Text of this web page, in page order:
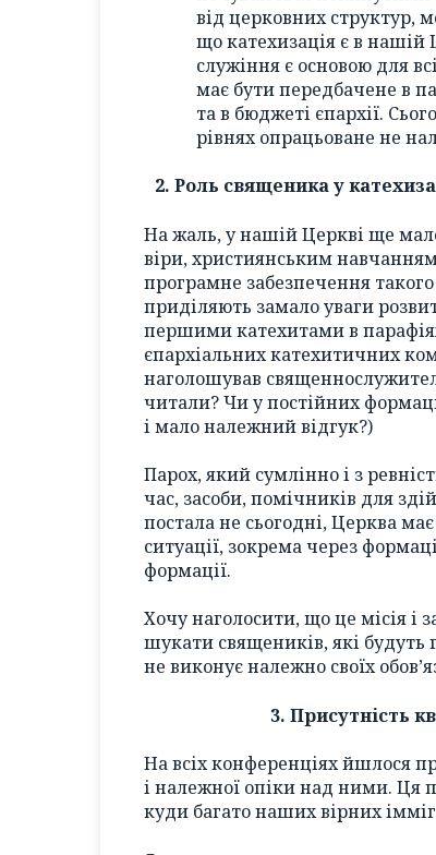
від церковних структур,
що катехизація є в
служіння є основою для
має бути передбачене в
та в бюджеті єпархії.
рівнях опрацьоване не
2. Роль священика у
На жаль, у нашій Церкві ще
віри, християнським
програмне забезпечення
приділяють замало уваги
першими катехитами в
єпархіальних катехитичних
наголошував
читали? Чи у постійних
і мало належний відгук?)
Парох, який сумлінно і з
час, засоби, помічників для
постала не сьогодні, Церква
ситуації, зокрема через
формації.
Хочу наголосити, що це місія і
шукати священиків, які
не виконує належно своїх
3. Присутність
На всіх конференціях йшлося
і належної опіки над ними. Ця
куди багато наших вірних